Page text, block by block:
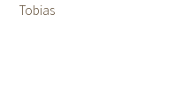
Tobias